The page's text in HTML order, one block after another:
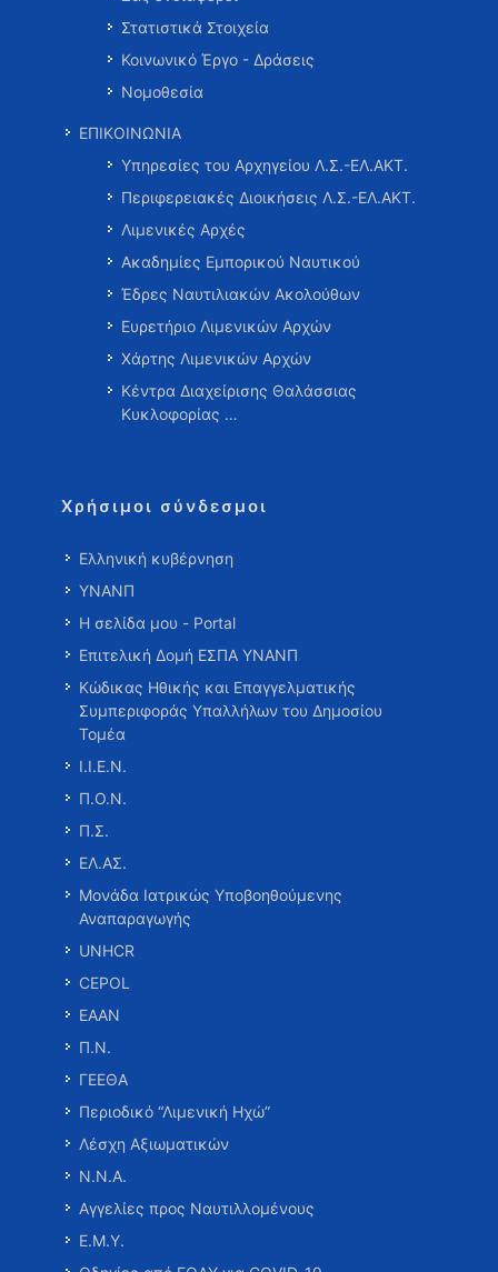
Στατιστικά Στοιχεία
Κοινωνικό Έργο - Δράσεις
Νομοθεσία
ΕΠΙΚΟΙΝΩΝΙΑ
Υπηρεσίες του Αρχηγείου Λ.Σ.-ΕΛ.ΑΚΤ.
Περιφερειακές Διοικήσεις Λ.Σ.-ΕΛ.ΑΚΤ.
Λιμενικές Αρχές
Ακαδημίες Εμπορικού Ναυτικού
Έδρες Ναυτιλιακών Ακολούθων
Ευρετήριο Λιμενικών Αρχών
Χάρτης Λιμενικών Αρχών
Κέντρα Διαχείρισης Θαλάσσιας
Κυκλοφορίας …
Χρήσιμοι σύνδεσμοι
Ελληνική κυβέρνηση
ΥΝΑΝΠ
Η σελίδα μου - Portal
Επιτελική Δομή ΕΣΠΑ ΥΝΑΝΠ
Κώδικας Ηθικής και Επαγγελματικής
Συμπεριφοράς Υπαλλήλων του Δημοσίου
Τομέα
Ι.Ι.Ε.Ν.
Π.Ο.Ν.
Π.Σ.
ΕΛ.ΑΣ.
Μονάδα Ιατρικώς Υποβοηθούμενης
Αναπαραγωγής
UNHCR
CEPOL
ΕΑΑΝ
Π.Ν.
ΓΕΕΘΑ
Περιοδικό “Λιμενική Ηχώ”
Λέσχη Αξιωματικών
Ν.Ν.Α.
Αγγελίες προς Ναυτιλλομένους
Ε.Μ.Υ.